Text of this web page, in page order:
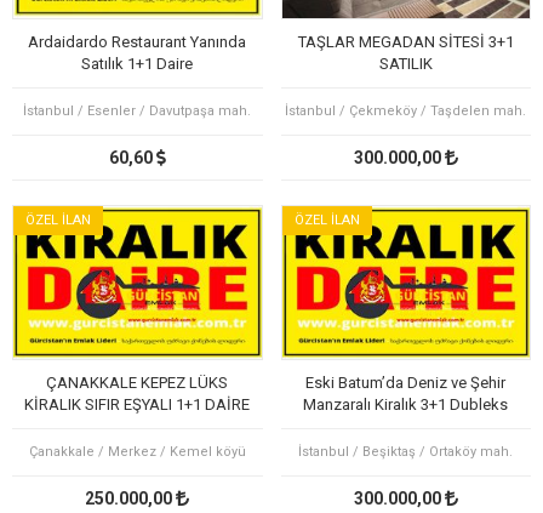
Ardaidardo Restaurant Yanında
Satılık 1+1 Daire
İstanbul / Esenler / Davutpaşa mah.
60,60
TAŞLAR MEGADAN SİTESİ 3+1
SATILIK
İstanbul / Çekmeköy / Taşdelen mah.
300.000,00
ÖZEL İLAN
ÇANAKKALE KEPEZ LÜKS
KİRALIK SIFIR EŞYALI 1+1 DAİRE
Çanakkale / Merkez / Kemel köyü
250.000,00
ÖZEL İLAN
Eski Batum’da Deniz ve Şehir
Manzaralı Kiralık 3+1 Dubleks
İstanbul / Beşiktaş / Ortaköy mah.
300.000,00